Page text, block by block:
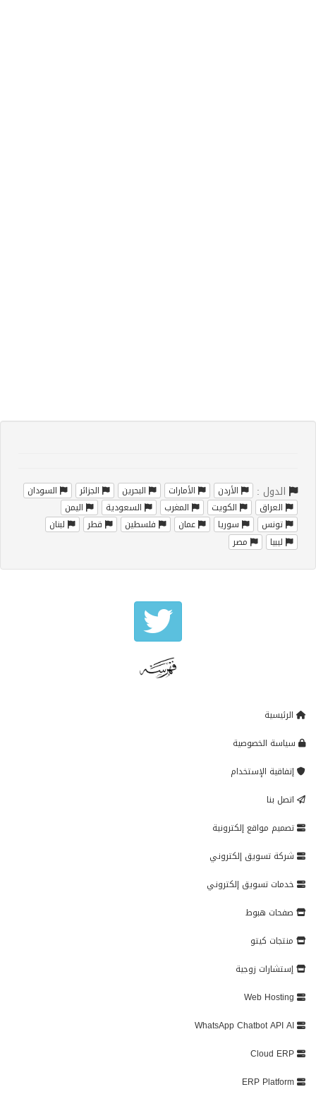
الدول : الأردن الأمارات البحرين الجزائر
السودان
العراق
الكويت المغرب السعودية
اليمن
تونس
سوريا عمان فلسطين قطر
لبنان
ليبيا
مصر
الرئيسية
سياسة الخصوصية
إتفاقية الإستخدام
اتصل بنا
تصميم مواقع إلكترونية
شركة تسويق إلكتروني
خدمات تسويق إلكتروني
صفحات هبوط
منتجات كيتو
إستشارات زوجية